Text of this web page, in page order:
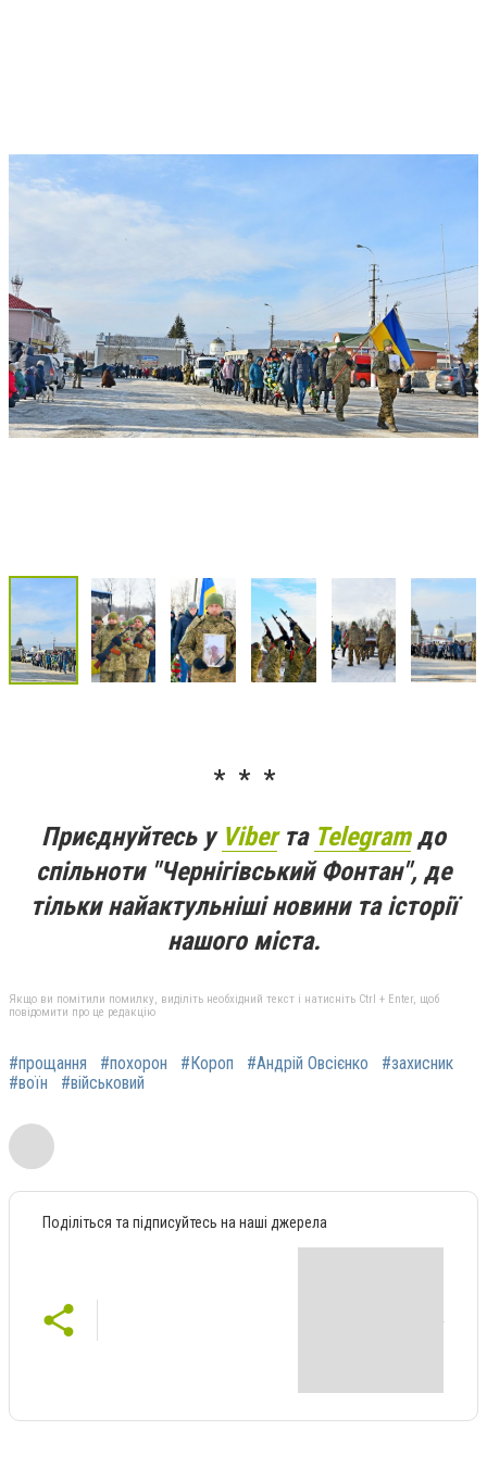
* * *
Приєднуйтесь у Viberта Telegramдо
спільноти "Чернігівський Фонтан", де
тільки найактульніші новини та історії
нашого міста.
Якщо ви помітили помилку, виділіть необхідний текст і натисніть Ctrl + Enter, щоб
повідомити про це редакцію
#прощання #похорон #Короп #Андрій Овсієнко
#захисник
#воїн
#військовий
Поділіться та підписуйтесь на наші джерела